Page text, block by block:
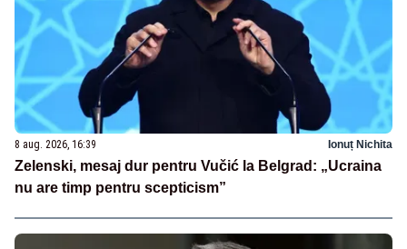
8 aug. 2026, 16:39 Ionuț Nichita
Zelenski, mesaj dur pentru Vučić la Belgrad: „Ucraina
nu are timp pentru scepticism”